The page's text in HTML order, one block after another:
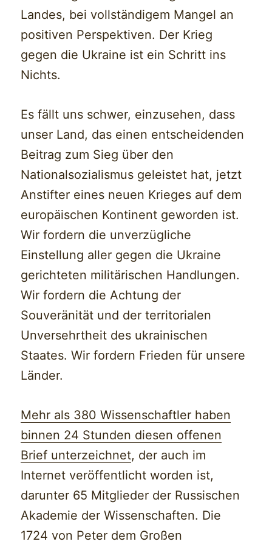
Landes, bei vollständigem Mangel an
positiven Perspektiven. Der Krieg
gegen die Ukraine ist ein Schritt ins
Nichts.
Es fällt uns schwer, einzusehen, dass
unser Land, das einen entscheidenden
Beitrag zum Sieg über den
Nationalsozialismus geleistet hat, jetzt
Anstifter eines neuen Krieges auf dem
europäischen Kontinent geworden ist.
Wir fordern die unverzügliche
Einstellung aller gegen die Ukraine
gerichteten militärischen Handlungen.
Wir fordern die Achtung der
Souveränität und der territorialen
Unversehrtheit des ukrainischen
Staates. Wir fordern Frieden für unsere
Länder.
Mehr als 380 Wissenschaftler haben
binnen 24 Stunden diesen offenen
Brief unterzeichnet, der auch im
Internet veröffentlicht worden ist,
darunter 65 Mitglieder der Russischen
Akademie der Wissenschaften. Die
1724 von Peter dem Großen